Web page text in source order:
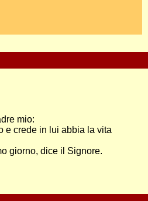
mio:
e crede in lui abbia la vita
giorno, dice il Signore.